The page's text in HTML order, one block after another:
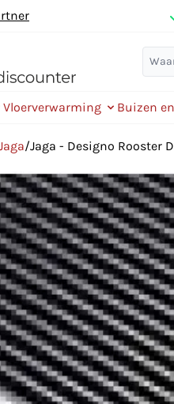
Vloerverwarming Buizen
/Jaga - Designo Rooster